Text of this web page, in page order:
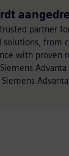
partner
solutions,
with